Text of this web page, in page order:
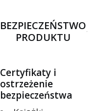
BEZPIECZEŃSTWO
PRODUKTU
Certyfikaty i
ostrzeżenie
bezpieczeństwa